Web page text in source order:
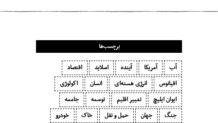
برچسب‌ها
آب آمریکا آینده اسلاید
اقتصاد
اقیانوس
انرژی هسته‌ای انسان
اکولوژی
ایوان ایلیچ
تغییر اقلیم توسعه
جامعه
جنگ
جهان حمل و نقل خاک
خودرو